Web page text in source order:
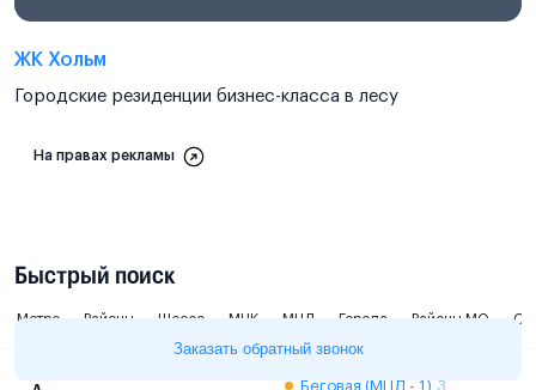
Заказать обратный звонок
ЖК Хольм
Городские резиденции бизнес-класса в лесу
На правах рекламы
Быстрый поиск
Метро Районы Шоссе МЦК МЦД Города Районы МО
Беговая (МЦД - 1) 3